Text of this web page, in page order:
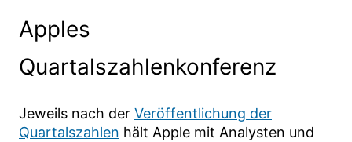
Apples
Quartalszahlenkonferenz
Jeweils nach der Veröffentlichung der
Quartalszahlen hält Apple mit Analysten und